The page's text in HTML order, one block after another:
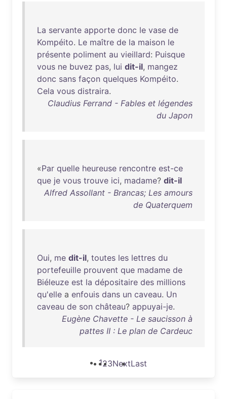
La servante apporte donc le vase de
Kompéito. Le maître de la maison le
présente poliment au vieillard: Puisque
vous ne buvez pas, lui dit-il, mangez
donc sans façon quelques Kompéito.
Cela vous distraira.
Claudius Ferrand - Fables et légendes
du Japon
«Par quelle heureuse rencontre est-ce
que je vous trouve ici, madame? dit-il
Alfred Assollant - Brancas; Les amours
de Quaterquem
Oui, me dit-il, toutes les lettres du
portefeuille prouvent que madame de
Biéleuze est la dépositaire des millions
qu'elle a enfouis dans un caveau. Un
caveau de son château? appuyai-je.
Eugène Chavette - Le saucisson à
pattes II : Le plan de Cardeuc
123NextLast